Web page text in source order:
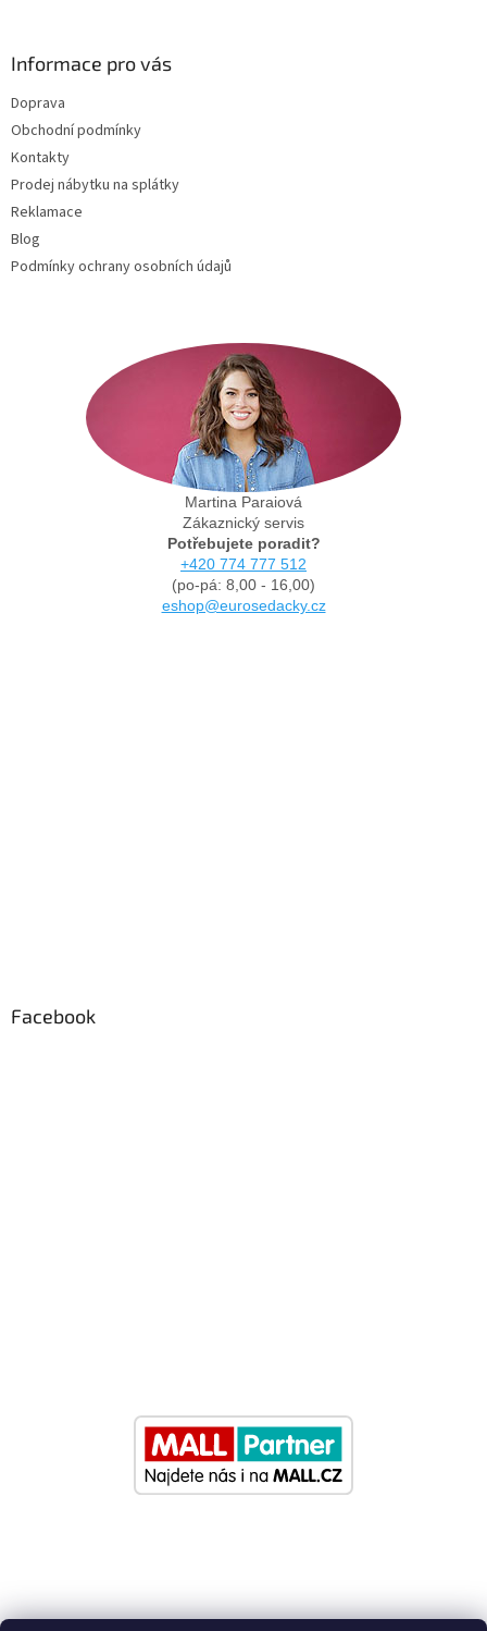
Informace pro vás
Doprava
Obchodní podmínky
Kontakty
Prodej nábytku na splátky
Reklamace
Blog
Podmínky ochrany osobních údajů
Martina Paraiová
Zákaznický servis
Potřebujete poradit?
+420 774 777 512
(po-pá: 8,00 - 16,00)
eshop@eurosedacky.cz
Facebook